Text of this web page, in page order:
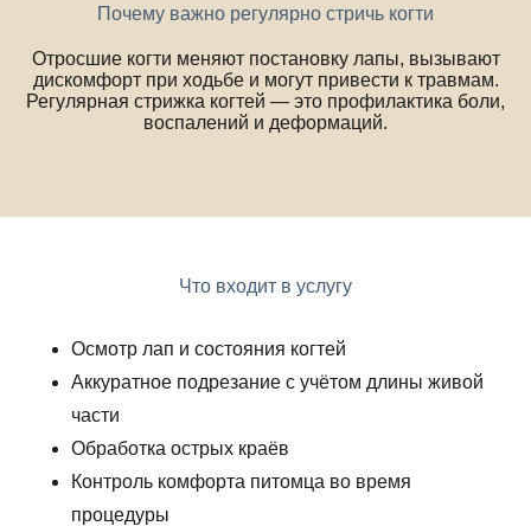
Почему важно регулярно стричь когти
Отросшие когти меняют постановку лапы, вызывают
дискомфорт при ходьбе и могут привести к травмам.
Регулярная стрижка когтей — это профилактика боли,
воспалений и деформаций.
Что входит в услугу
Осмотр лап и состояния когтей
Аккуратное подрезание с учётом длины живой
части
Обработка острых краёв
Контроль комфорта питомца во время
процедуры